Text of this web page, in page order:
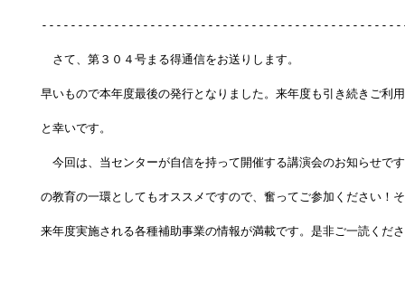
さて、第３０４号まる得通信をお送りします。
早いもので本年度最後の発行となりました。来年度も引き続きご利
と幸いです。
今回は、当センターが自信を持って開催する講演会のお知らせで
の教育の一環としてもオススメですので、奮ってご参加ください！
来年度実施される各種補助事業の情報が満載です。是非ご一読くだ